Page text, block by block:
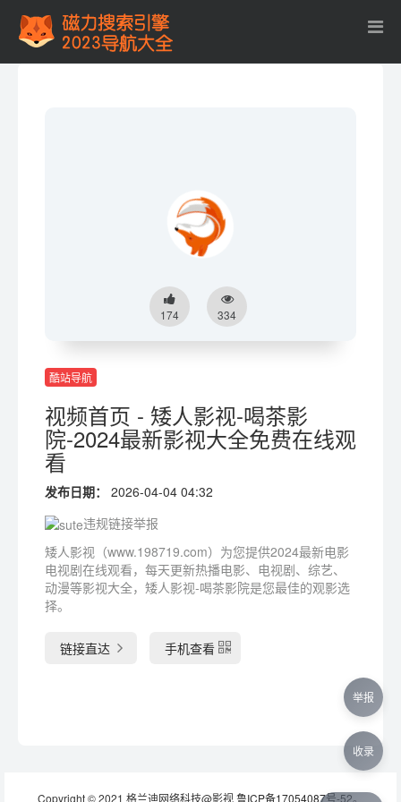
174 334
酷站导航
视频首页 - 矮人影视-喝茶影
院-2024最新影视大全免费在线观
看
发布日期：
2026-04-04 04:32
违规链接举报
矮人影视（www.198719.com）为您提供2024最新电影
电视剧在线观看，每天更新热播电影、电视剧、综艺、
动漫等影视大全，矮人影视-喝茶影院是您最佳的观影选
择。
链接直达 手机查看
Copyright © 2021 格兰迪网络科技@影视鲁ICP备17054087号-52。
举报
收录